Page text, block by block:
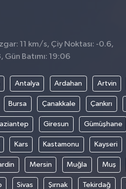
11 km/s, Çiy Noktası: -0.6,
Batımı: 19:06
Antalya Ardahan Artvin
Bursa Çanakkale Çankırı
Giresun Gümüşhane
Kars Kastamonu Kayseri
Mersin Muğla Muş
Sivas Şırnak Tekirdağ